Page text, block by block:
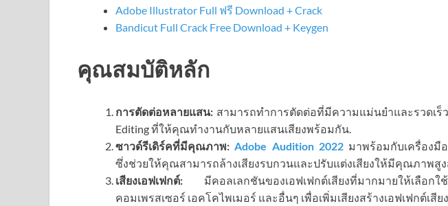
Adobe Illustrator Full ฟรี Download + Crack
Bandicut Full Crack Free Download + Keygen
คุณสมบัติหลัก
การตัดต่อหลายแสน: สามารถทำการตัดต่อที่มีความแม่นยำและรวดเร็
Editing ที่ให้คุณทำงานกับหลายแสนเสียงพร้อมกัน.
ซาวด์รีเดิร์คที่มีคุณภาพ: Adobe Audition 2022มาพร้อมกับเครื่องมือ
ซึ่งช่วยให้คุณสามารถล้างเสียงรบกวนและปรับแต่งเสียงให้มีคุณภาพสูง
เสียงเอฟเฟกต์: มีคอลเลกชันของเอฟเฟกต์เสียงที่มากมายให้เลื
คอมเพรสเซอร์ เอคโคไพเมอร์ และอื่นๆ เพื่อเพิ่มเสียงสร้างเอฟเฟกต์เสีย